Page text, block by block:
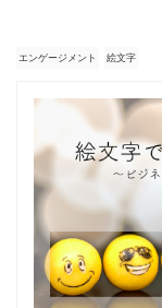
エンゲージメント 絵文字